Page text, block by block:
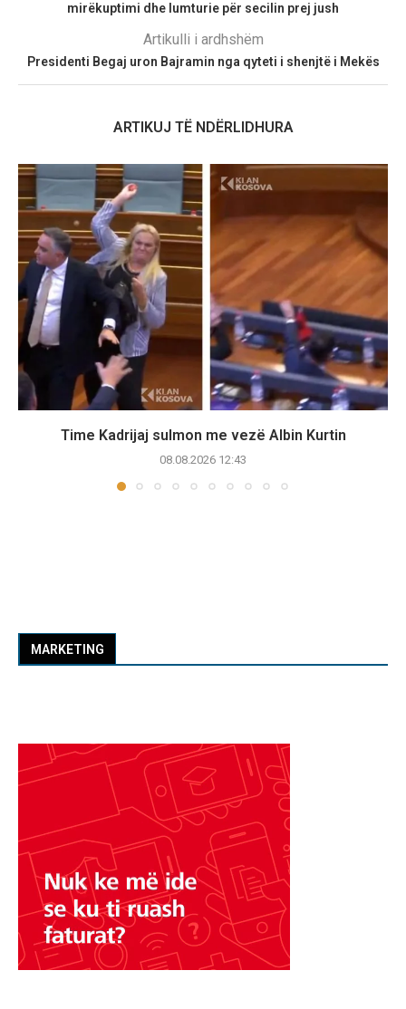
mirëkuptimi dhe lumturie për secilin prej jush
Artikulli i ardhshëm
Presidenti Begaj uron Bajramin nga qyteti i shenjtë i Mekës
ARTIKUJ TË NDËRLIDHURA
Time Kadrijaj sulmon me vezë Albin Kurtin
08.08.2026 12:43
MARKETING